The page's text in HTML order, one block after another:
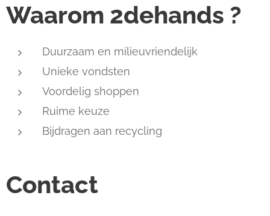
Waarom 2dehands ?
Duurzaam en milieuvriendelijk
Unieke vondsten
Voordelig shoppen
Ruime keuze
Bijdragen aan recycling
Contact